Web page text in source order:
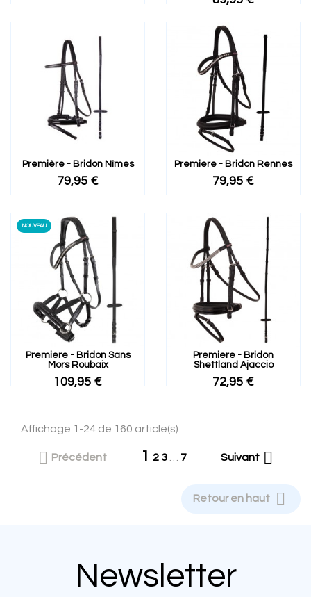
Première - Bridon Nîmes
79,95 €
Premiere - Bridon Rennes
79,95 €
Premiere - Bridon Sans
Mors Roubaix
109,95 €
NOUVEAU
Premiere - Bridon
Shettland Ajaccio
72,95 €
Affichage 1-24 de 160 article(s)
 Précédent 1 2 3 7 Suivant 
Retour en haut 
Newsletter